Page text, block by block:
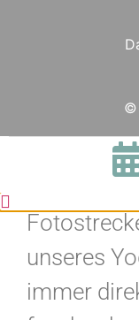
©
BLEIBE
unseres
immer